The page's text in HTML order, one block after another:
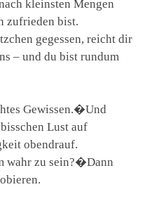
kleinsten Mengen
zufrieden bist.
gegessen, reicht dir
– und du bist rundum
Gewissen.�Und
Lust auf
obendrauf.
wahr zu sein?�Dann